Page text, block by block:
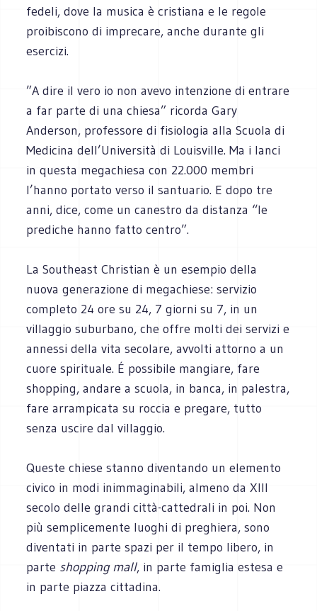
fedeli, dove la musica è cristiana e le regole
proibiscono di imprecare, anche durante gli
esercizi.
”A dire il vero io non avevo intenzione di entrare
a far parte di una chiesa” ricorda Gary
Anderson, professore di fisiologia alla Scuola di
Medicina dell’Università di Louisville. Ma i lanci
in questa megachiesa con 22.000 membri
l’hanno portato verso il santuario. E dopo tre
anni, dice, come un canestro da distanza “le
prediche hanno fatto centro”.
La Southeast Christian è un esempio della
nuova generazione di megachiese: servizio
completo 24 ore su 24, 7 giorni su 7, in un
villaggio suburbano, che offre molti dei servizi e
annessi della vita secolare, avvolti attorno a un
cuore spirituale. É possibile mangiare, fare
shopping, andare a scuola, in banca, in palestra,
fare arrampicata su roccia e pregare, tutto
senza uscire dal villaggio.
Queste chiese stanno diventando un elemento
civico in modi inimmaginabili, almeno da XIII
secolo delle grandi città-cattedrali in poi. Non
più semplicemente luoghi di preghiera, sono
diventati in parte spazi per il tempo libero, in
parte shopping mall, in parte famiglia estesa e
in parte piazza cittadina.